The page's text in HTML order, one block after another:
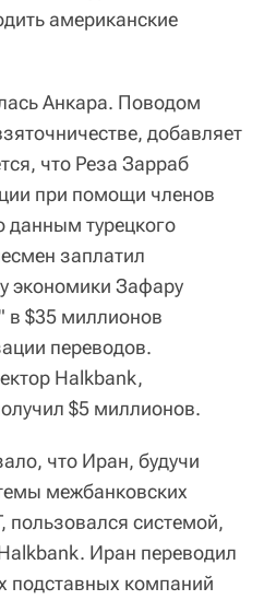
американские
Анкара. Поводом
добавляет
что Реза Зарраб
при помощи членов
турецкого
заплатил
экономики Зафару
в $35 миллионов
переводов.
Halkbank,
$5 миллионов.
что Иран, будучи
межбанковских
пользовался системой,
Иран переводил
подставных компаний